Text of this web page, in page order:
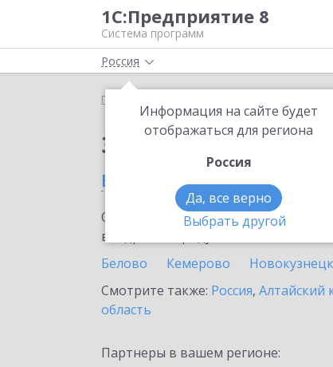
1С:Предприятие 8
Система программ
Россия
Информация на сайте будет
отображаться для региона
Россия
Да, все верно
Выбрать другой
Главная
Заказать
в Кемеровской
Ознакомьтесь с информационными
внедрение продукта.
Белово
Кемерово Новокузнецк
Смотрите также: Россия, Алтайский
область
Партнеры в вашем регионе: